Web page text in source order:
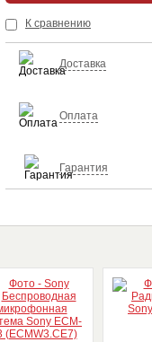
К сравнению
Доставка
Оплата
Гарантия